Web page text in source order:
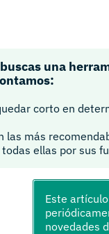
una
corto en
las más
ellas por sus
Este
novedades